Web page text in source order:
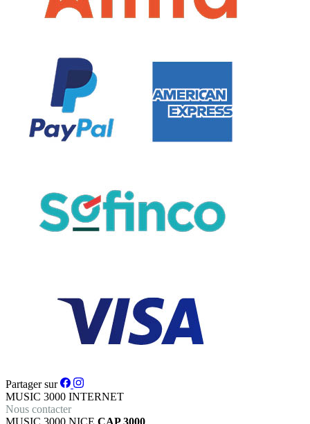
Partager sur
MUSIC 3000 INTERNET
Nous contacter